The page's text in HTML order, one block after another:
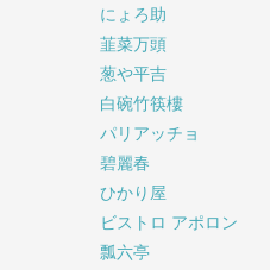
にょろ助
韮菜万頭
葱や平吉
白碗竹筷樓
パリアッチョ
碧麗春
ひかり屋
ビストロ アポロン
瓢六亭